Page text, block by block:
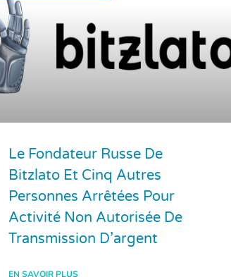
Le Fondateur Russe De
Bitzlato Et Cinq Autres
Personnes Arrêtées Pour
Activité Non Autorisée De
Transmission D’argent
EN SAVOIR PLUS